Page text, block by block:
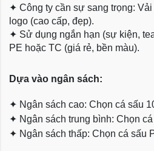
✦ Công ty cần sự sang trọng:
logo (cao cấp, đẹp).
✦ Sử dụng ngắn hạn (sự kiện,
PE hoặc TC (giá rẻ, bền màu).
Dựa vào ngân sách:
✦ Ngân sách cao: Chọn cá sấu
✦ Ngân sách trung bình: Chọn
✦ Ngân sách thấp: Chọn cá sấu